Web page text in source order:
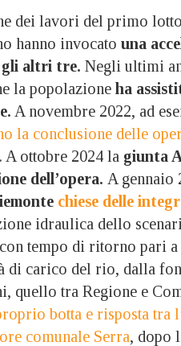
dei lavori del primo
hanno invocato una
gli altri tre. Negli ultimi
la popolazione ha
A novembre 2022, ad
la conclusione delle
. A ottobre 2024 la giunta
dell’opera. A gennaio
chiese delle
idraulica dello
tempo di ritorno pari
di carico del rio, dalla
quello tra Regione e
botta e risposta tra
comunale Serra, dopo